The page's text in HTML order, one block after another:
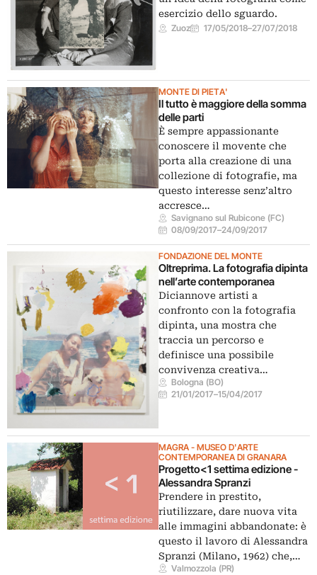
esercizio dello sguardo.
Zuoz 17/05/2018–27/07/2018
MONTE DI PIETA'
Il tutto è maggiore della somma
delle parti
È sempre appassionante
conoscere il movente che
porta alla creazione di una
collezione di fotografie, ma
questo interesse senz’altro
accresce…
Savignano sul Rubicone (FC)
08/09/2017–24/09/2017
FONDAZIONE DEL MONTE
Oltreprima. La fotografia dipinta
nell’arte contemporanea
Diciannove artisti a
confronto con la fotografia
dipinta, una mostra che
traccia un percorso e
definisce una possibile
convivenza creativa…
Bologna (BO)
21/01/2017–15/04/2017
MAGRA - MUSEO D'ARTE
CONTEMPORANEA DI GRANARA
Progetto<1 settima edizione -
Alessandra Spranzi
Prendere in prestito,
riutilizzare, dare nuova vita
alle immagini abbandonate: è
questo il lavoro di Alessandra
Spranzi (Milano, 1962) che,…
Valmozzola (PR)